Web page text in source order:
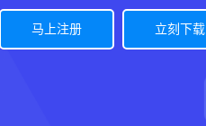
马上注册 立刻下载